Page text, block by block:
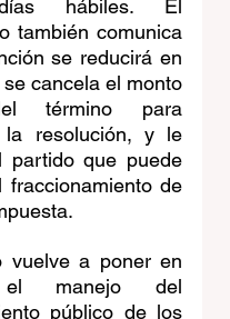
hábiles. El
también comunica
se reducirá en
cancela el monto
término para
la resolución, y le
partido que puede
fraccionamiento de
vuelve a poner en
el manejo del
público de los